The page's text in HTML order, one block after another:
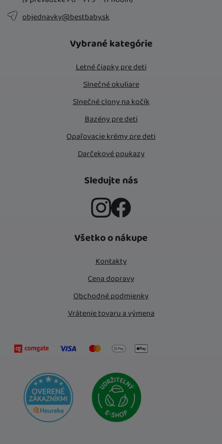
objednavky@bestbaby.sk
Vybrané kategórie
Letné čiapky pre deti
Slnečné okuliare
Slnečné clony na kočík
Bazény pre deti
Opaľovacie krémy pre deti
Darčekové poukazy
Sledujte nás
Všetko o nákupe
Kontakty
Cena dopravy
Obchodné podmienky
Vrátenie tovaru a výmena